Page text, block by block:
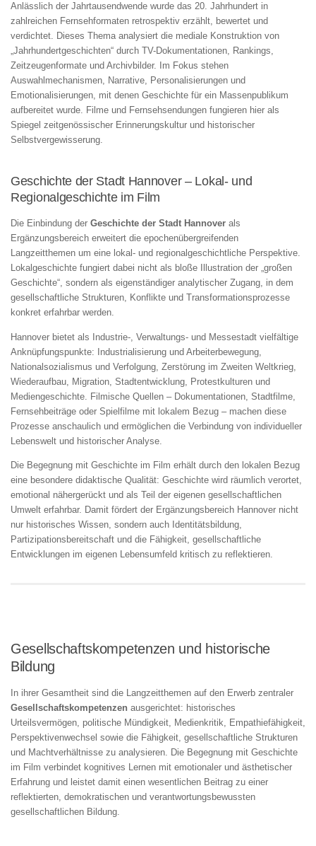
Anlässlich der Jahrtausendwende wurde das 20. Jahrhundert in
zahlreichen Fernsehformaten retrospektiv erzählt, bewertet und
verdichtet. Dieses Thema analysiert die mediale Konstruktion von
„Jahrhundertgeschichten“ durch TV-Dokumentationen, Rankings,
Zeitzeugenformate und Archivbilder. Im Fokus stehen
Auswahlmechanismen, Narrative, Personalisierungen und
Emotionalisierungen, mit denen Geschichte für ein Massenpublikum
aufbereitet wurde. Filme und Fernsehsendungen fungieren hier als
Spiegel zeitgenössischer Erinnerungskultur und historischer
Selbstvergewisserung.
Geschichte der Stadt Hannover – Lokal- und
Regionalgeschichte im Film
Die Einbindung der Geschichte der Stadt Hannover als
Ergänzungsbereich erweitert die epochenübergreifenden
Langzeitthemen um eine lokal- und regionalgeschichtliche Perspektive.
Lokalgeschichte fungiert dabei nicht als bloße Illustration der „großen
Geschichte“, sondern als eigenständiger analytischer Zugang, in dem
gesellschaftliche Strukturen, Konflikte und Transformationsprozesse
konkret erfahrbar werden.
Hannover bietet als Industrie-, Verwaltungs- und Messestadt vielfältige
Anknüpfungspunkte: Industrialisierung und Arbeiterbewegung,
Nationalsozialismus und Verfolgung, Zerstörung im Zweiten Weltkrieg,
Wiederaufbau, Migration, Stadtentwicklung, Protestkulturen und
Mediengeschichte. Filmische Quellen – Dokumentationen, Stadtfilme,
Fernsehbeiträge oder Spielfilme mit lokalem Bezug – machen diese
Prozesse anschaulich und ermöglichen die Verbindung von individueller
Lebenswelt und historischer Analyse.
Die Begegnung mit Geschichte im Film erhält durch den lokalen Bezug
eine besondere didaktische Qualität: Geschichte wird räumlich verortet,
emotional nähergerückt und als Teil der eigenen gesellschaftlichen
Umwelt erfahrbar. Damit fördert der Ergänzungsbereich Hannover nicht
nur historisches Wissen, sondern auch Identitätsbildung,
Partizipationsbereitschaft und die Fähigkeit, gesellschaftliche
Entwicklungen im eigenen Lebensumfeld kritisch zu reflektieren.
Gesellschaftskompetenzen und historische
Bildung
In ihrer Gesamtheit sind die Langzeitthemen auf den Erwerb zentraler
Gesellschaftskompetenzen ausgerichtet: historisches
Urteilsvermögen, politische Mündigkeit, Medienkritik, Empathiefähigkeit,
Perspektivenwechsel sowie die Fähigkeit, gesellschaftliche Strukturen
und Machtverhältnisse zu analysieren. Die Begegnung mit Geschichte
im Film verbindet kognitives Lernen mit emotionaler und ästhetischer
Erfahrung und leistet damit einen wesentlichen Beitrag zu einer
reflektierten, demokratischen und verantwortungsbewussten
gesellschaftlichen Bildung.